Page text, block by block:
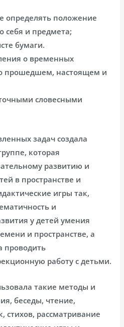
положение
себя и предмета;
бумаги.
о временных
о прошедшем, настоящем и
словесными
задач создала
которая
развитию и
в пространстве и
игры так,
и
у детей умения
и пространстве, а
проводить
работу с детьми.
такие методы и
беседы, чтение,
стихов, рассматривание